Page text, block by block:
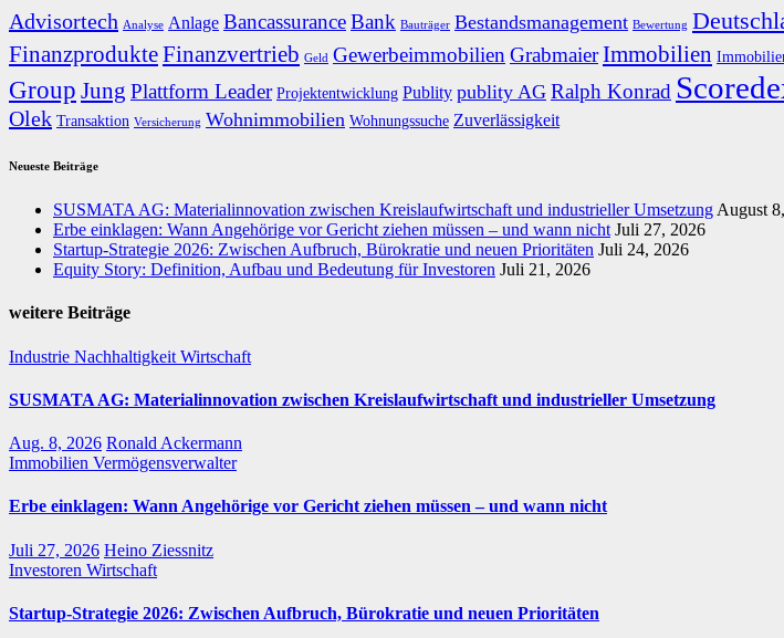
Advisortech Analyse Anlage BancassuranceBank Bauträger Bestandsmanagement Bewertung
FinanzprodukteFinanzvertrieb Geld Gewerbeimmobilien GrabmaierImmobilien
Group Jung Plattform Leader Projektentwicklung Publity publity AG Ralph Konrad
Olek Transaktion Versicherung Wohnimmobilien Wohnungssuche Zuverlässigkeit
Neueste Beiträge
SUSMATA AG: Materialinnovation zwischen Kreislaufwirtschaft und industrieller Umsetzung August
Erbe einklagen: Wann Angehörige vor Gericht ziehen müssen – und wann nicht Juli 27, 2026
Startup-Strategie 2026: Zwischen Aufbruch, Bürokratie und neuen Prioritäten Juli 24, 2026
Equity Story: Definition, Aufbau und Bedeutung für Investoren Juli 21, 2026
weitere Beiträge
Industrie Nachhaltigkeit Wirtschaft
SUSMATA AG: Materialinnovation zwischen Kreislaufwirtschaft und industrieller Umsetzung
Aug. 8, 2026 Ronald Ackermann
Immobilien Vermögensverwalter
Erbe einklagen: Wann Angehörige vor Gericht ziehen müssen – und wann nicht
Juli 27, 2026 Heino Ziessnitz
Investoren Wirtschaft
Startup-Strategie 2026: Zwischen Aufbruch, Bürokratie und neuen Prioritäten